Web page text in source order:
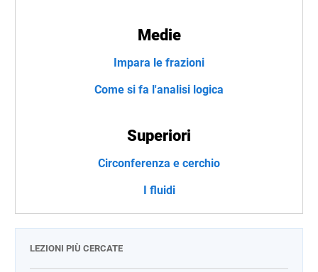
Medie
Impara le frazioni
Come si fa l'analisi logica
Superiori
Circonferenza e cerchio
I fluidi
LEZIONI PIÙ CERCATE